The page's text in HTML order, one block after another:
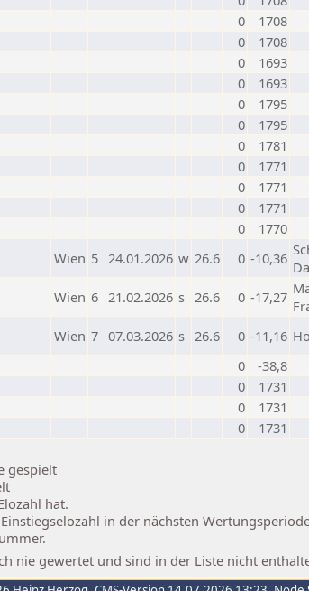
0
1708
0
1708
0
1693
0
1693
0
1795
0
1795
0
1781
0
1771
0
1771
0
1771
0
1770
Wien 5 24.01.2026 w 26.6 0 -10,36
Wien 6 21.02.2026 s 26.6 0 -17,27
Wien 7 07.03.2026 s 26.6 0 -11,16
0
-38,8
0
1731
0
1731
0
1731
gespielt
hat.
in der nächsten
nie gewertet und sind in der Liste nicht